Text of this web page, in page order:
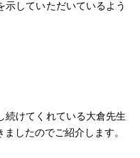
示していただいているよう
続けてくれている大倉先生
したのでご紹介します。